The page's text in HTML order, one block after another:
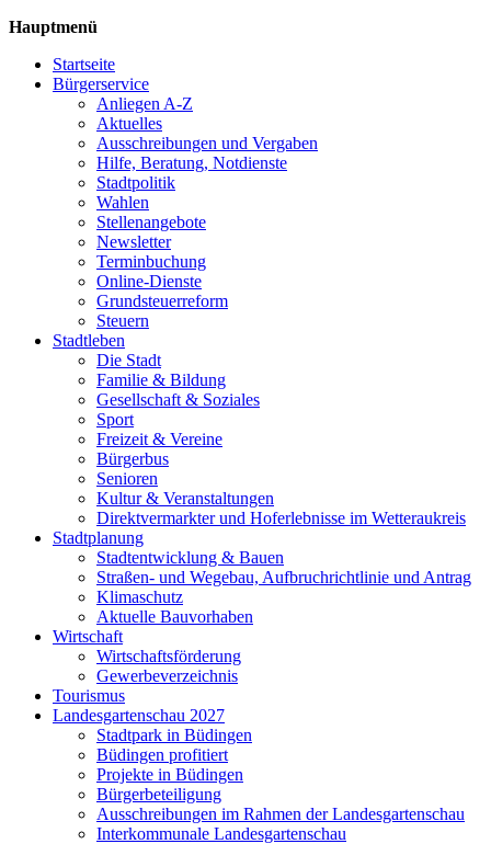
Hauptmenü
Startseite
Bürgerservice
Anliegen A-Z
Aktuelles
Ausschreibungen und Vergaben
Hilfe, Beratung, Notdienste
Stadtpolitik
Wahlen
Stellenangebote
Newsletter
Terminbuchung
Online-Dienste
Grundsteuerreform
Steuern
Stadtleben
Die Stadt
Familie & Bildung
Gesellschaft & Soziales
Sport
Freizeit & Vereine
Bürgerbus
Senioren
Kultur & Veranstaltungen
Direktvermarkter und Hoferlebnisse im Wetteraukreis
Stadtplanung
Stadtentwicklung & Bauen
Straßen- und Wegebau, Aufbruchrichtlinie und Antrag
Klimaschutz
Aktuelle Bauvorhaben
Wirtschaft
Wirtschaftsförderung
Gewerbeverzeichnis
Tourismus
Landesgartenschau 2027
Stadtpark in Büdingen
Büdingen profitiert
Projekte in Büdingen
Bürgerbeteiligung
Ausschreibungen im Rahmen der Landesgartenschau
Interkommunale Landesgartenschau